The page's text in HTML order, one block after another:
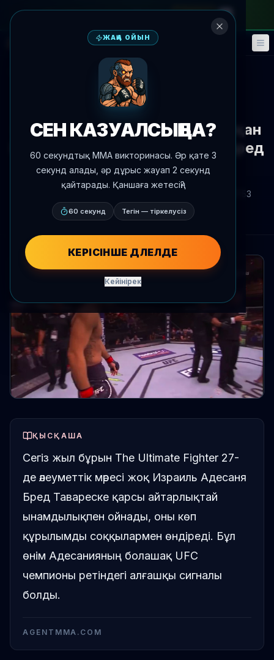
🎮 Фэнтези Оқиғалар
Жаңалықтар
Сегіз жыл бұрын өсіп келе жатқан
Израиль Адесаня TUF 27-де Бред
Тавареске басым түсті
, 17:53
AgentMMA.com
ҚЫСҚАША
Сегіз жыл бұрын The Ultimate Fighter 27-
де әлеуметтік мәресі жоқ Израиль Адесаня
Бред Тавареске қарсы айтарлықтай
ынамдылықпен ойнады, оны көп
құрылымды соққылармен өндіреді. Бұл
өнім Адесанияның болашақ UFC
чемпионы ретіндегі алғашқы сигналы
болды.
AGENTMMA.COM
ЖАҢА ОЙЫН
СЕН КАЗУАЛСЫҢ БА?
60 секундтық MMA викторинасы. Әр қате 3
секунд алады, әр дұрыс жауап 2 секунд
қайтарады. Қаншаға жетесің?
60 секунд Тегін — тіркелусіз
КЕРІСІНШЕ ДӘЛЕЛДЕ
Кейінірек